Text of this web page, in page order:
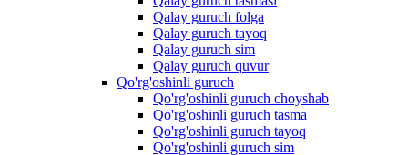
Qalay guruch folga
Qalay guruch tayoq
Qalay guruch sim
Qalay guruch quvur
Qo'rg'oshinli guruch
Qo'rg'oshinli guruch choyshab
Qo'rg'oshinli guruch tasma
Qo'rg'oshinli guruch tayoq
Qo'rg'oshinli guruch sim